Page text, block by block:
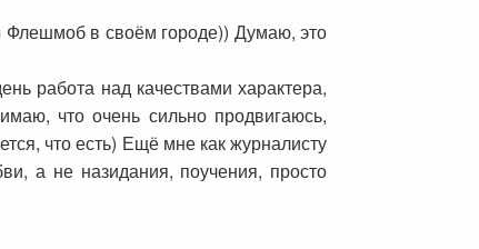
в своём городе)) Думаю, это
работа над качествами характера,
что очень сильно продвигаюсь,
что есть) Ещё мне как журналисту
а не назидания, поучения, просто